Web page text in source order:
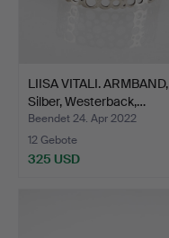
LIISA VITALI. ARMBAND,
Silber, Westerback,…
Beendet 24. Apr 2022
12 Gebote
325 USD